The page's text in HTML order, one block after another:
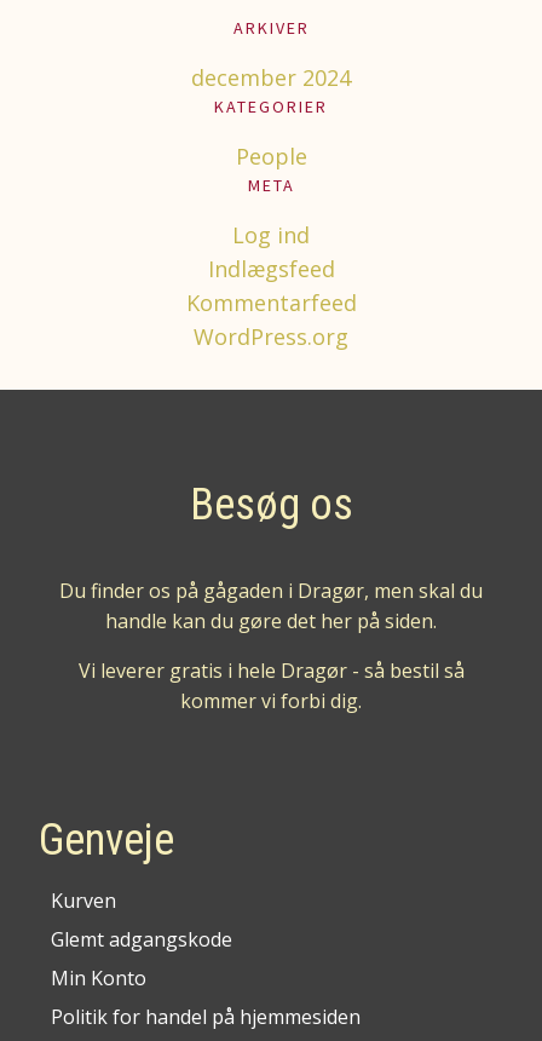
ARKIVER
december 2024
KATEGORIER
People
META
Log ind
Indlægsfeed
Kommentarfeed
WordPress.org
Besøg os
Du finder os på gågaden i Dragør, men skal du
handle kan du gøre det her på siden.
Vi leverer gratis i hele Dragør - så bestil så
kommer vi forbi dig.
Genveje
Kurven
Glemt adgangskode
Min Konto
Politik for handel på hjemmesiden